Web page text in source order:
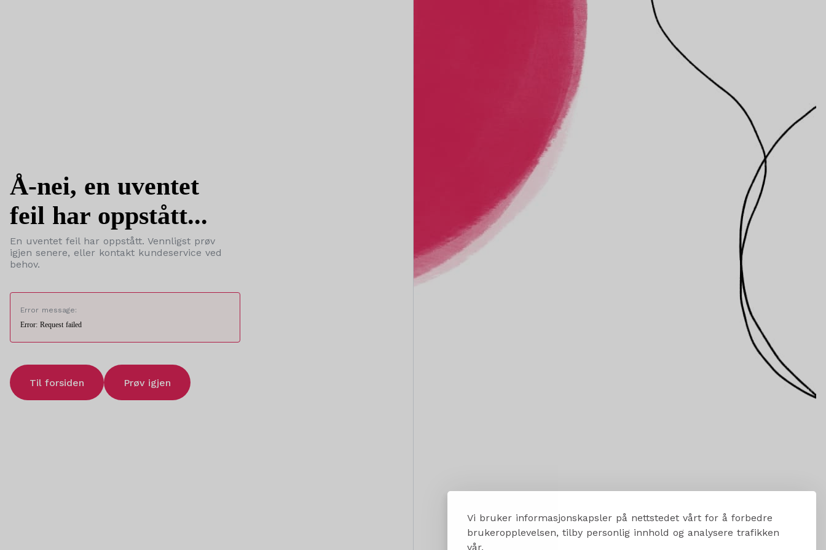
Vi bruker informasjonskapsler på nettstedet vårt for å forbedre
brukeropplevelsen, tilby personlig innhold og analysere trafikken
vår.
Å-nei, en uventet
feil har oppstått...
En uventet feil har oppstått. Vennligst prøv
igjen senere, eller kontakt kundeservice ved
behov.
Error message:
Error: Request failed
Til forsiden Prøv igjen